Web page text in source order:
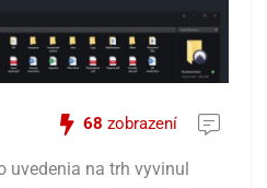
68 zobrazení
uvedenia na trh vyvinul